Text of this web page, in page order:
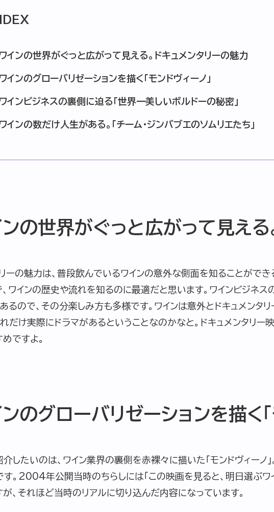
ワインの世界がぐっと広がって見える。ドキュメンタリーの魅力
ワインのグローバリゼーションを描く「モンドヴィーノ」
ワインビジネスの裏側に迫る「世界一美しいボルドーの秘密」
ワインの数だけ人生がある。「チーム・ジンバブエのソムリエたち」
ンの世界がぐっと広がって見える
リーの魅力は、普段飲んでいるワインの意外な側面を知ることがで
ワインの歴史や流れを知るのに最適だと思います。ワインビジネ
るので、その分楽しみ方も多様です。ワインは意外とドキュメンタ
だけ実際にドラマがあるということなのかなと。ドキュメンタリー
ですよ。
のグローバリゼーションを描く「
したいのは、ワイン業界の裏側を赤裸々に描いた「モンドヴィーノ
。2004年公開当時のちらしには「この映画を見ると、明日選ぶワ
、それほど当時のリアルに切り込んだ内容になっています。